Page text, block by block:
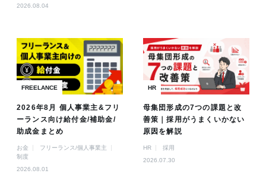
2026.08.04
FREELANCE
2026年8月 個人事業主&フリ
ーランス向け給付金/補助金/
助成金まとめ
お金
フリーランス/個人事業主
制度
2026.08.01
HR
母集団形成の7つの課題と改
善策｜採用がうまくいかない
原因を解説
HR
採用
2026.07.30